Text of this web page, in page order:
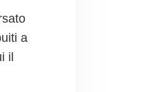
a
il